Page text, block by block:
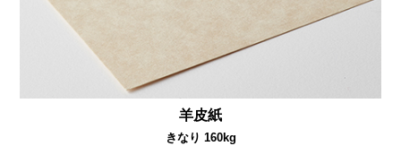
羊皮紙
きなり 160kg